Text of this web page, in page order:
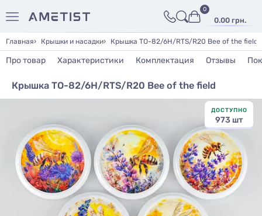
0.00 грн.
0
Главная Крышки и насадки Крышка ТО-82/6H/RTS/R20 Bee of the field
Про товар Характеристики Комплектация Отзывы
Крышка ТО-82/6H/RTS/R20 Bee of the field
ДОСТУПНО
973 шт